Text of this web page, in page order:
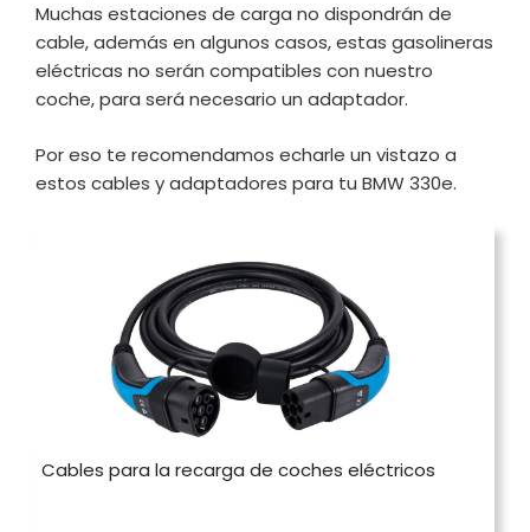
Muchas estaciones de carga no dispondrán de
cable, además en algunos casos, estas gasolineras
eléctricas no serán compatibles con nuestro
coche, para será necesario un adaptador.
Por eso te recomendamos echarle un vistazo a
estos cables y adaptadores para tu BMW 330e.
Cables para la recarga de coches eléctricos